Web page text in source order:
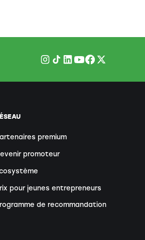
premium
promoteur
pour jeunes entrepreneurs
de recommandation